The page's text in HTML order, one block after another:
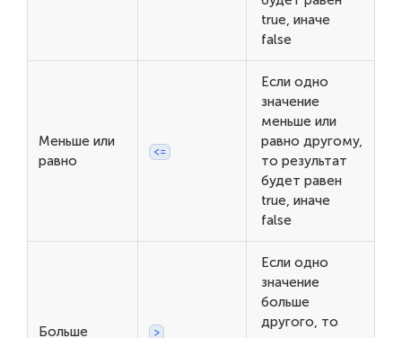
true, иначе
false
Меньше или
равно
<=
Если одно
значение
меньше или
равно другому,
то результат
будет равен
true, иначе
false
Больше >
Если одно
значение
больше
другого, то